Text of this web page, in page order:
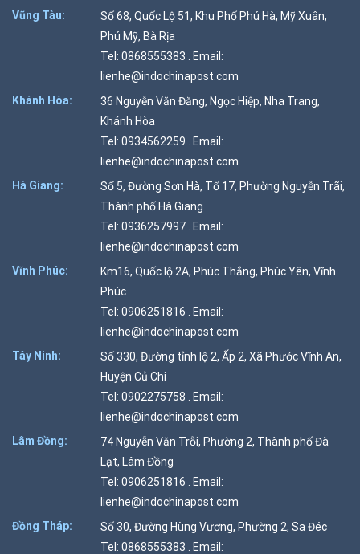
Vũng Tàu:
Số 68, Quốc Lộ 51, Khu Phố Phú Hà, Mỹ Xuân,
Phú Mỹ, Bà Rịa
Tel: 0868555383 . Email:
lienhe@indochinapost.com
Khánh Hòa:
36 Nguyễn Văn Đăng, Ngọc Hiệp, Nha Trang,
Khánh Hòa
Tel: 0934562259 . Email:
lienhe@indochinapost.com
Hà Giang:
Số 5, Đường Sơn Hà, Tổ 17, Phường Nguyễn Trãi,
Thành phố Hà Giang
Tel: 0936257997 . Email:
lienhe@indochinapost.com
Vĩnh Phúc:
Km16, Quốc lộ 2A, Phúc Thắng, Phúc Yên, Vĩnh
Phúc
Tel: 0906251816 . Email:
lienhe@indochinapost.com
Tây Ninh:
Số 330, Đường tỉnh lộ 2, Ấp 2, Xã Phước Vĩnh An,
Huyện Củ Chi
Tel: 0902275758 . Email:
lienhe@indochinapost.com
Lâm Đồng:
74 Nguyễn Văn Trỗi, Phường 2, Thành phố Đà
Lạt, Lâm Đồng
Tel: 0906251816 . Email:
lienhe@indochinapost.com
Đồng Tháp:
Số 30, Đường Hùng Vương, Phường 2, Sa Đéc
Tel: 0868555383 . Email: